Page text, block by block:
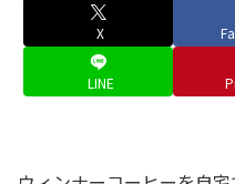
X
LINE